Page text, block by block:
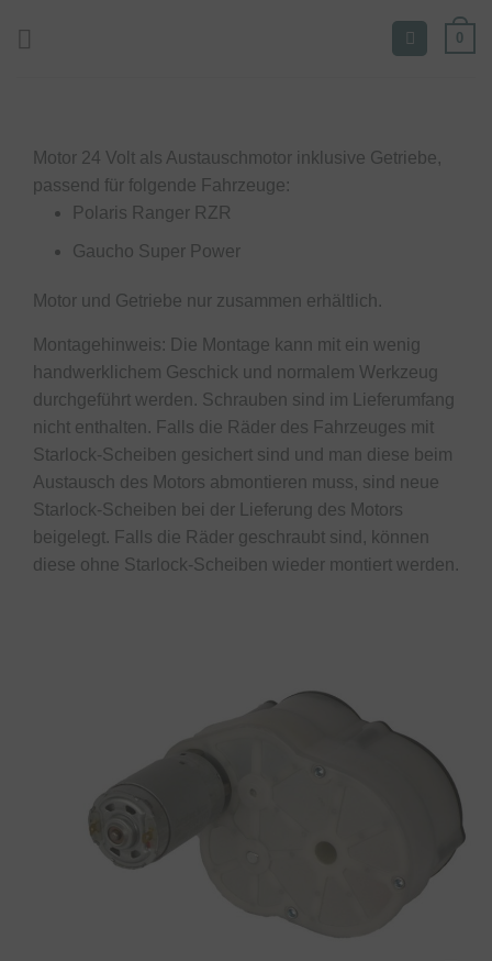
0
Motor 24 Volt als Austauschmotor inklusive Getriebe,
passend für folgende Fahrzeuge:
Polaris Ranger RZR
Gaucho Super Power
Motor und Getriebe nur zusammen erhältlich.
Montagehinweis: Die Montage kann mit ein wenig
handwerklichem Geschick und normalem Werkzeug
durchgeführt werden. Schrauben sind im Lieferumfang
nicht enthalten. Falls die Räder des Fahrzeuges mit
Starlock-Scheiben gesichert sind und man diese beim
Austausch des Motors abmontieren muss, sind neue
Starlock-Scheiben bei der Lieferung des Motors
beigelegt. Falls die Räder geschraubt sind, können
diese ohne Starlock-Scheiben wieder montiert werden.